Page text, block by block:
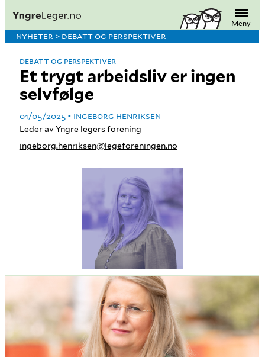
Meny
NYHETER > DEBATT OG PERSPEKTIVER
Et trygt arbeidsliv er ingen
selvfølge
DEBATT OG PERSPEKTIVER
01/05/2025 INGEBORG HENRIKSEN
Leder av Yngre legers forening
ingeborg.henriksen@legeforeningen.no